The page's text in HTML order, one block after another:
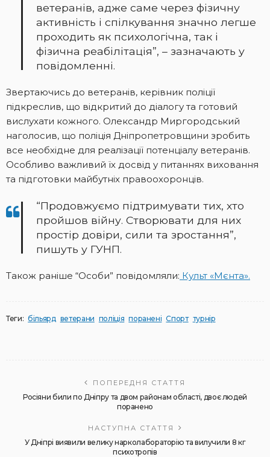
ветеранів, адже саме через фізичну
активність і спілкування значно легше
проходить як психологічна, так і
фізична реабілітація”, – зазначають у
повідомленні.
Звертаючись до ветеранів, керівник поліції
підкреслив, що відкритий до діалогу та готовий
вислухати кожного. Олександр Миргородський
наголосив, що поліція Дніпропетровщини зробить
все необхідне для реалізації потенціалу ветеранів.
Особливо важливий їх досвід у питаннях виховання
та підготовки майбутніх правоохоронців.
“Продовжуємо підтримувати тих, хто
пройшов війну. Створювати для них
простір довіри, сили та зростання”,
пишуть у ГУНП.
Також раніше “Особи” повідомляли: Культ «Мєнта».
Теги: більярд ветерани поліція поранені Спорт турнір
ПОПЕРЕДНЯ СТАТТЯ
Росіяни били по Дніпру та двом районам області, двоє людей
поранено
НАСТУПНА СТАТТЯ
У Дніпрі виявили велику нарколабораторію та вилучили 8 кг
психотропів